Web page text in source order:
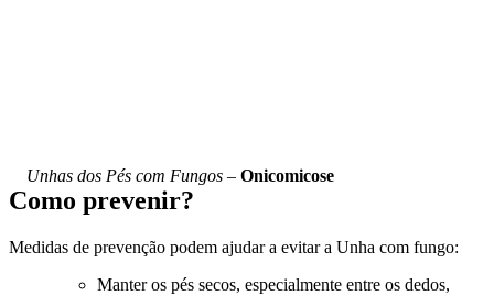
Unhas dos Pés com Fungos – Onicomicose
Como prevenir?
Medidas de prevenção podem ajudar a evitar a Unha com fungo:
Manter os pés secos, especialmente entre os dedos,